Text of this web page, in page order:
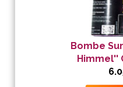
Bombe
Himmel''